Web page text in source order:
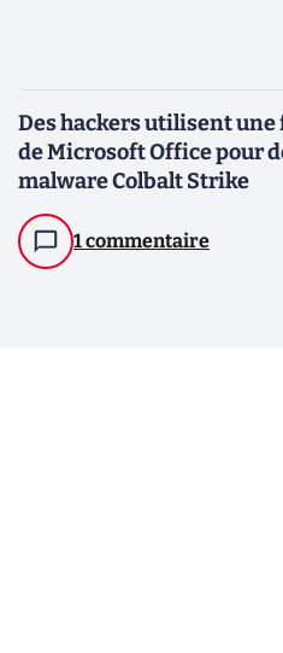
Des hackers utilisent une
de Microsoft Office pour
malware Colbalt Strike
1 commentaire